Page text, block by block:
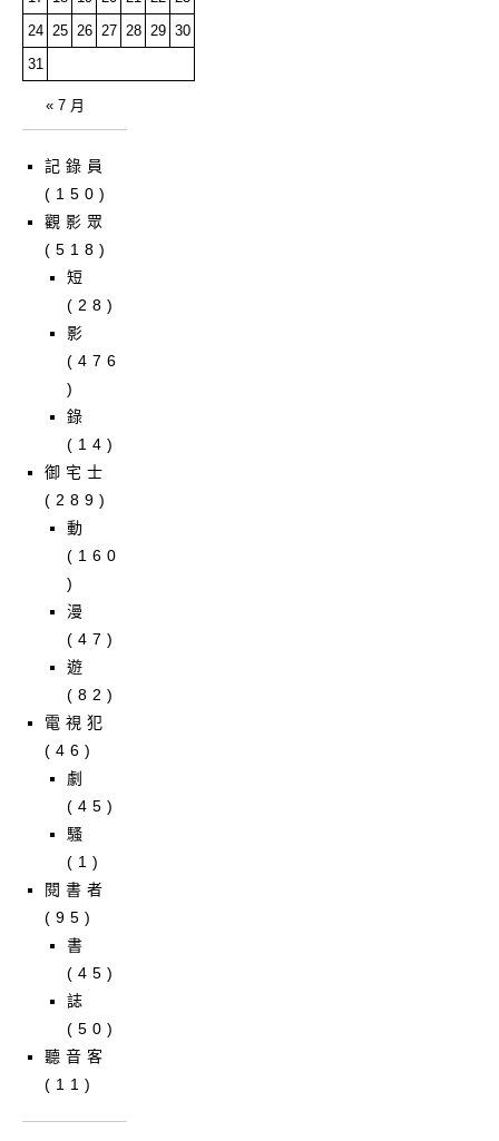
24
25 26 27 28 29 30
31
« 7 月
記錄員
(150)
觀影眾
(518)
短
(28)
影
(476
)
錄
(14)
御宅士
(289)
動
(160
)
漫
(47)
遊
(82)
電視犯
(46)
劇
(45)
騷
(1)
閱書者
(95)
書
(45)
誌
(50)
聽音客
(11)